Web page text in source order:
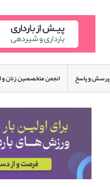
پرسش و پاسخ انجمن متخصصین زنان و